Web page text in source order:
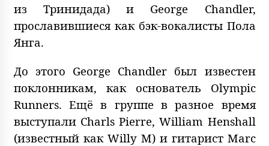
из Тринидада) и George Chandler,
прославившиеся как бэк-вокалисты Пола
Янга.
До этого George Chandler был известен
поклонникам, как основатель Olympic
Runners. Ещё в группе в разное время
выступали Charls Pierre, William Henshall
(известный как Willy M) и гитарист Marc